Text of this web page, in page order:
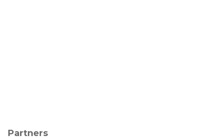
Partners